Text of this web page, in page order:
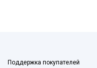
Поддержка покупателей